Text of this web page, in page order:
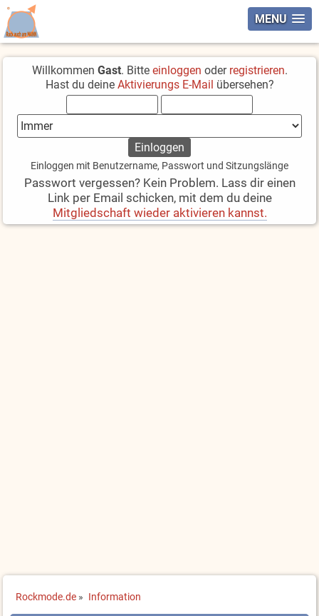
MENU
Willkommen Gast. Bitte einloggen oder registrieren.
Hast du deine Aktivierungs E-Mail übersehen?
Einloggen mit Benutzername, Passwort und Sitzungslänge
Passwort vergessen? Kein Problem. Lass dir einen
Link per Email schicken, mit dem du deine
Mitgliedschaft wieder aktivieren kannst.
Rockmode.de » Information